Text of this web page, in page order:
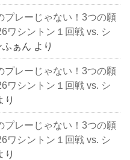
プレーじゃない！3つの願
ワシントン１回戦 vs. シ
ふぁん より
プレーじゃない！3つの願
ワシントン１回戦 vs. シ
り
プレーじゃない！3つの願
ワシントン１回戦 vs. シ
り